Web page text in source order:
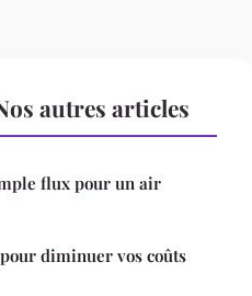
autres articles
flux pour un air
diminuer vos coûts